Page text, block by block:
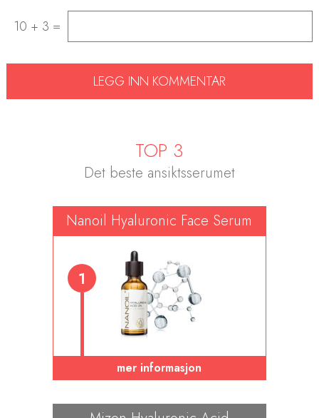
10 + 3 =
TOP 3
Det beste ansiktsserumet
Nanoil Hyaluronic Face Serum
1
mer informasjon